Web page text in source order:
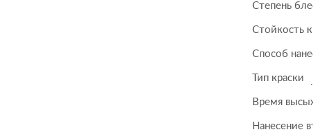
Степень
Стойкость
Способ
Тип краски
Время
Нанесение